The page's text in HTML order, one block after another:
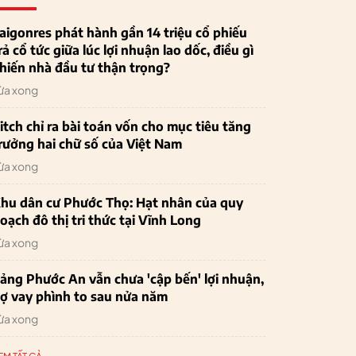
phát hành gần 14 triệu cổ phiếu
cổ tức giữa lúc lợi nhuận lao dốc, điều gì
nhà đầu tư thận trọng?
xong
chỉ ra bài toán vốn cho mục tiêu tăng
hai chữ số của Việt Nam
xong
dân cư Phước Thọ: Hạt nhân của quy
đô thị tri thức tại Vĩnh Long
xong
Phước An vẫn chưa 'cập bến' lợi nhuận,
vay phình to sau nửa năm
xong